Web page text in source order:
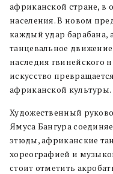
африканской стране, в
населения. В новом
каждый удар барабана,
танцевальное
наследия гвинейского
искусство
африканской культуры.
Художественный
Ямуса Бангура
этюды, африканские
хореографией и
стоит отметить